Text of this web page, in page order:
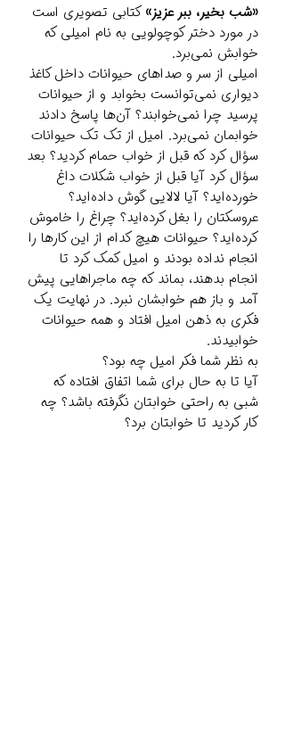
«شب بخیر، ببر عزیز» کتابی تصویری است
در مورد دختر کوچولویی به نام امیلی که
خوابش نمی‌برد.
امیلی از سر و صداهای حیوانات داخل کاغذ
دیواری نمی‌توانست بخوابد و از حیوانات
پرسید چرا نمی‌خوابند؟ آن‌ها پاسخ دادند
خوابمان نمی‌برد. امیل از تک تک حیوانات
سؤال کرد که قبل از خواب حمام کردید؟ بعد
سؤال کرد آیا قبل از خواب شکلات داغ
خورده‌اید؟ آیا لالایی گوش داده‌اید؟
عروسکتان را بغل کرده‌اید؟ چراغ را خاموش
کرده‌اید؟ حیوانات هیچ کدام از این کارها را
انجام نداده بودند و امیل کمک کرد تا
انجام بدهند، بماند که چه ماجراهایی پیش
آمد و باز هم خوابشان نبرد. در نهایت یک
فکری به ذهن امیل افتاد و همه حیوانات
خوابیدند.
به نظر شما فکر امیل چه بود؟
آیا تا به حال برای شما اتفاق افتاده که
شبی به راحتی خوابتان نگرفته باشد؟ چه
کار کردید تا خوابتان برد؟